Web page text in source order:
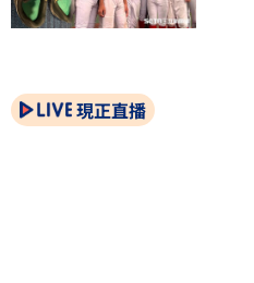
現正直播